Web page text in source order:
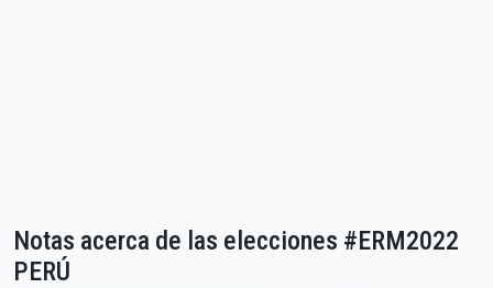
Notas acerca de las elecciones #ERM2022
PERÚ